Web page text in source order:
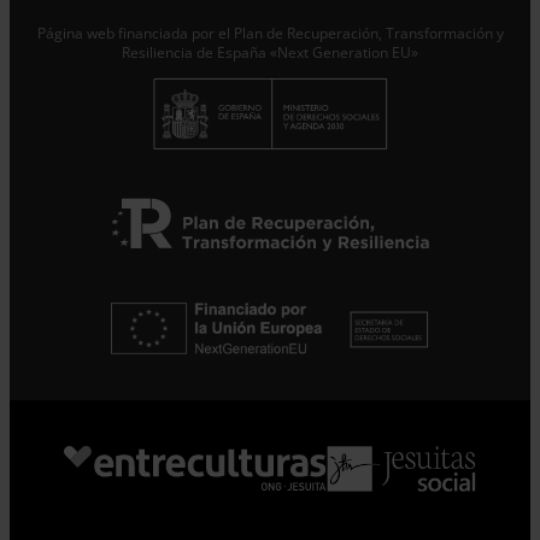
Página web financiada por el Plan de Recuperación, Transformación y
Resiliencia de España «Next Generation EU»